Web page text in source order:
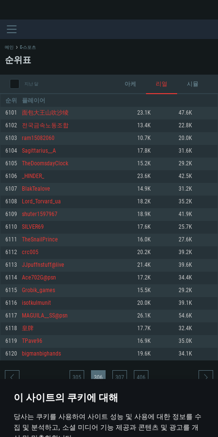
이 사이트의 쿠키에 대해
당사는 쿠키를 사용하여 사이트 성능 및 사용에 대한 정보를 수
집 및 분석하고, 소셜 미디어 기능 제공과 콘텐츠 및 광고를 개
시스템 요구사항
최소사양
운영체제: Windows 10 (64 bit)
프로세서: 2.2 GHz 듀얼코어 이상
메모리: 4GB
그래픽 카드: DirectX 11 이상을 지원하는 AMD Radeon 77XX / NVIDIA
GeForce GT 660. 최소 사양 해상도: 720p
네트워크: 브로드밴드 인터넷
여유 저장 공간: 22.1 GB (최소 클라이언트)
권장 사양
570 혹은 그 이상
여유 저장 공간: 62.2 GB (전체 클라이언트)
최소사양
운영체제: Mac OS Big Sur 11.0
프로세서: 최소 2.2 GHz의 Core i5 (Intel Xeon 은 지원하지 않습니다)
메모리: 6 GB
그래픽 카드: Metal 을 지원하는 Intel Iris Pro 5200 (Mac), 혹은 이와 비슷한 성
능을 가지는 Mac 버전의 AMD/Nvidia. 최소 해상도: 720p
네트워크: 브로드밴드 인터넷
여유 저장 공간: 22.1 GB (최소 클라이언트)
권장 사양
네트워크: 브로드밴드 인터넷
여유 저장 공간: 62.2 GB (전체 클라이언트)
최소사양
운영체제: 64bit Linux 중 최신 버전
프로세서: 2.4 GHz 듀얼코어
메모리: 4 GB
그래픽 카드: Vulkan 을 지원하고, 최신 그래픽 드라이버를 지원하는 NVIDIA
660 (6개월 미만) 혹은 그와 동급의 성능을 가지며 최신 그래픽 드라이버를 지
원하는 AMD (6개월 미만; 최소사양 지원 해상도 720p)
네트워크: 브로드밴드 인터넷
여유 저장 공간: 22.1 GB (최소 클라이언트)
권장 사양
운영체제: Ubuntu 20.04 64bit
프로세서: Intel Core i7
메모리: 16 GB
그래픽 카드: Vulkan 을 지원하고, 최신 그래픽 드라이버를 지원하는 NVIDIA
1060 (6개월 미만) 혹은 그와 동급의 성능을 가지며 최신 그래픽 드라이버를
지원하는 AMD RX 570 (6개월 미만; 최소사양 지원 해상도 720p) 이상
여유 저장 공간: 62.2 GB (전체 클라이언트)
메인 E-스포츠
순위표
지난 달 아케 리얼 시뮬
순위 플레이어
6101 面包大王山吹沙绫 23.1K 47.6K
6102 전국금속노동조합 13.4K 22.8K
6103 ram15082060 10.7K 20.0K
6104 Sagittarius__A 17.8K 31.6K
6105 TheDoomsdayClock 15.2K 29.2K
6106 _HINDER_ 23.6K 42.5K
6107 BlakTealove 14.9K 31.2K
6108 Lord_Torvard_ua 18.2K 35.2K
6109 shuter1597967 18.9K 41.9K
6110 SILVER69 17.6K 25.7K
6111 TheSnailPrince 16.0K 27.6K
6112 crc005 20.2K 39.2K
6113 JJpuffnstuff@live 21.4K 39.6K
6114 Ace702G@psn 17.2K 34.4K
6115 Grobik_games 15.5K 29.2K
6116 isotkulmunit 20.0K 39.1K
6117 MAGUILA__SS@psn 26.1K 54.6K
6118 皇牌 17.7K 32.4K
6119 TPave96 16.9K 35.0K
6120 bigmanbighands 19.6K 34.1K
* 순위표는 매일 1회 갱신됩니다
305 306 307 406